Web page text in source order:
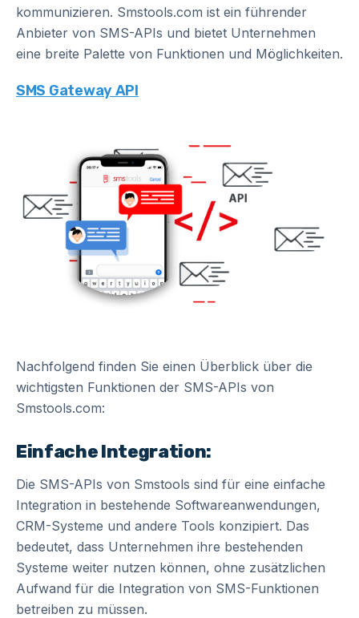
kommunizieren. Smstools.com ist ein führender
Anbieter von SMS-APIs und bietet Unternehmen
eine breite Palette von Funktionen und Möglichkeiten.
SMS Gateway API
Nachfolgend finden Sie einen Überblick über die
wichtigsten Funktionen der SMS-APIs von
Smstools.com:
Einfache Integration:
Die SMS-APIs von Smstools sind für eine einfache
Integration in bestehende Softwareanwendungen,
CRM-Systeme und andere Tools konzipiert. Das
bedeutet, dass Unternehmen ihre bestehenden
Systeme weiter nutzen können, ohne zusätzlichen
Aufwand für die Integration von SMS-Funktionen
betreiben zu müssen.